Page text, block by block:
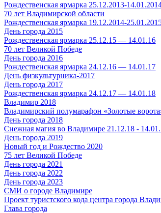
Рождественская ярмарка 25.12.2013-
70 лет Владимирской области
Рождественская ярмарка 19.12.2014-
День города 2015
Рождественская ярмарка 25.12.15 — 14.01.16
70 лет Великой Победе
День города 2016
Рождественская ярмарка 24.12.16 — 14.01.17
День физкультурника-2017
День города 2017
Рождественская ярмарка 24.12.17 — 14.01.18
Владимир 2018
Владимирский полумарафон «Золотые
День города 2018
Снежная магия во Владимире 21.12.18 -
День города 2019
Новый год и Рождество 2020
75 лет Великой Победе
День города 2021
День города 2022
День города 2023
СМИ о городе Владимире
Проект туристского кода центра города
Глава города